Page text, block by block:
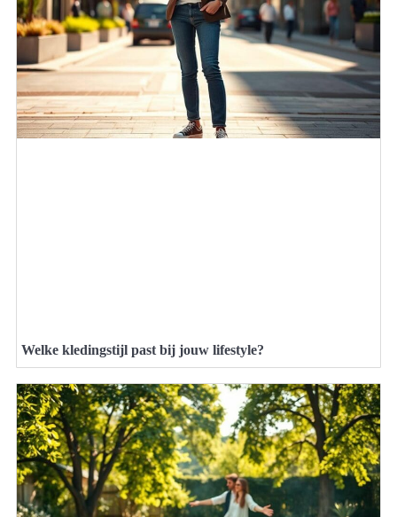
Welke kledingstijl past bij jouw lifestyle?